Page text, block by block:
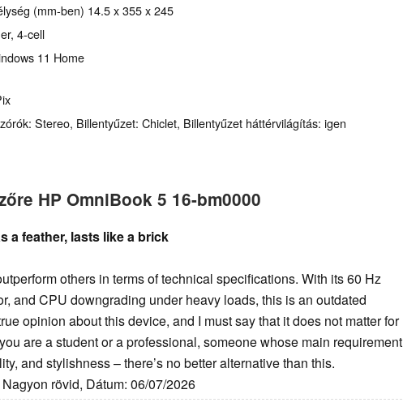
(mm-ben) 14.5 x 355 x 245
4-cell
11 Home
Stereo, Billentyűzet: Chiclet, Billentyűzet háttérvilágítás: igen
HP OmniBook 5 16-bm0000
a feather, lasts like a brick
others in terms of technical specifications. With its 60 Hz
and CPU downgrading under heavy loads, this is an outdated
opinion about this device, and I must say that it does not matter for
are a student or a professional, someone whose main requirement
and stylishness – there’s no better alternative than this.
rövid, Dátum: 06/07/2026